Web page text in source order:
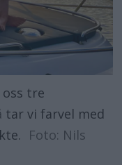
oss tre
tar vi farvel med
Foto: Nils